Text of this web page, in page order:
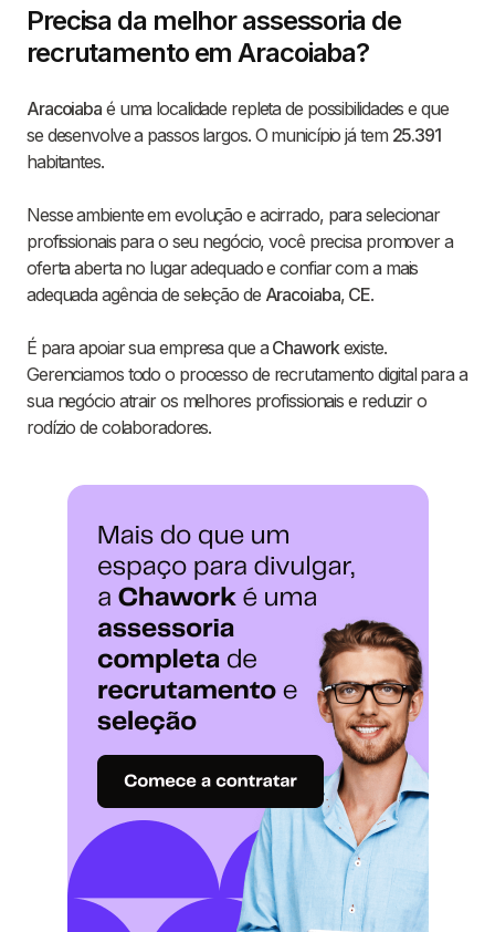
Precisa da melhor assessoria de
recrutamento em Aracoiaba?
Aracoiaba é uma localidade repleta de possibilidades e que
se desenvolve a passos largos. O município já tem 25.391
habitantes.
Nesse ambiente em evolução e acirrado, para selecionar
profissionais para o seu negócio, você precisa promover a
oferta aberta no lugar adequado e confiar com a mais
adequada agência de seleção de Aracoiaba, CE.
É para apoiar sua empresa que a Chaworkexiste.
Gerenciamos todo o processo de recrutamento digital para a
sua negócio atrair os melhores profissionais e reduzir o
rodízio de colaboradores.